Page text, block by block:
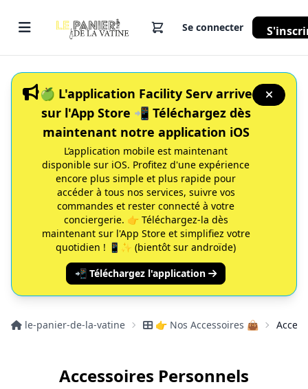
Se connecter
🍏 L'application Facility Serv arrive
sur l'App Store 📲 Téléchargez dès
maintenant notre application iOS
L’application mobile est maintenant
disponible sur iOS. Profitez d'une expérience
encore plus simple et plus rapide pour
accéder à tous nos services, suivre vos
commandes et rester connecté à votre
conciergerie. 👉 Téléchargez-la dès
maintenant sur l'App Store et simplifiez votre
quotidien ! 📱✨ (bientôt sur androïde)
📲 Téléchargez l'application
le-panier-de-la-vatine 👉 Nos Accessoires 👜
Accessoires Personnels